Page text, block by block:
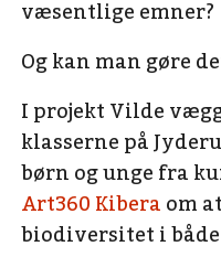
væsentlige emner?
Og kan man gøre
I projekt Vilde
klasserne på
børn og unge fra
Art360 Kiberaom
biodiversitet i